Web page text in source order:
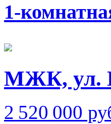
1-
МЖК, ул.
2 520 000